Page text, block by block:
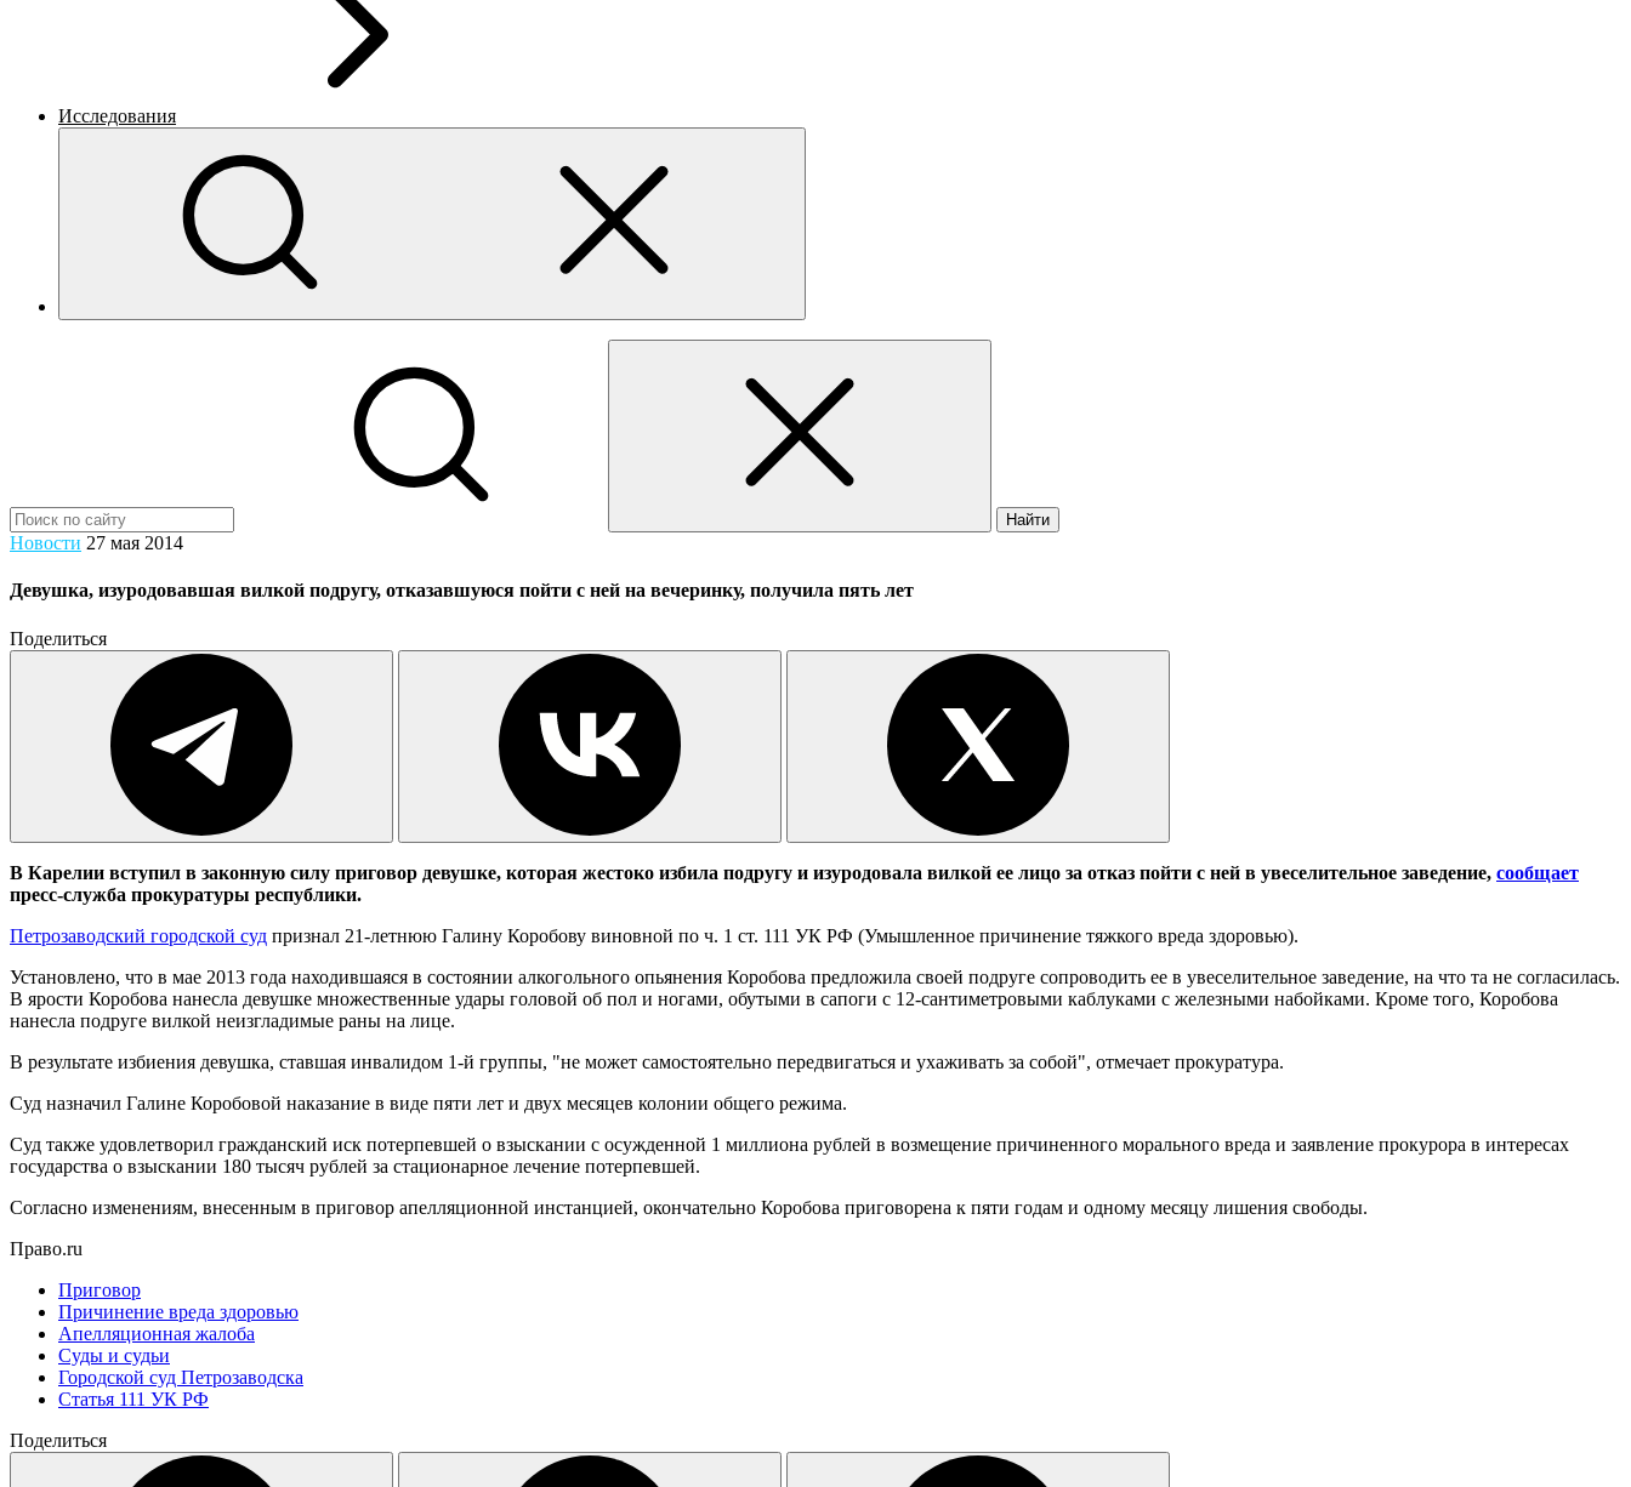
Исследования
Найти
Новости 27 мая 2014
Девушка, изуродовавшая вилкой подругу, отказавшуюся пойти с ней на вечеринку, получила пять лет
Поделиться
В Карелии вступил в законную силу приговор девушке, которая жестоко избила подругу и изуродовала вилкой ее лицо за отказ пойти с ней в увеселительное заведение, сообщает
пресс-служба прокуратуры республики.
Петрозаводский городской суд признал 21-летнюю Галину Коробову виновной по ч. 1 ст. 111 УК РФ (Умышленное причинение тяжкого вреда здоровью).
Установлено, что в мае 2013 года находившаяся в состоянии алкогольного опьянения Коробова предложила своей подруге сопроводить ее в увеселительное заведение, на что та не согласилась.
В ярости Коробова нанесла девушке множественные удары головой об пол и ногами, обутыми в сапоги с 12-сантиметровыми каблуками с железными набойками. Кроме того, Коробова
нанесла подруге вилкой неизгладимые раны на лице.
В результате избиения девушка, ставшая инвалидом 1-й группы, "не может самостоятельно передвигаться и ухаживать за собой", отмечает прокуратура.
Суд назначил Галине Коробовой наказание в виде пяти лет и двух месяцев колонии общего режима.
Суд также удовлетворил гражданский иск потерпевшей о взыскании c осужденной 1 миллиона рублей в возмещение причиненного морального вреда и заявление прокурора в интересах
государства о взыскании 180 тысяч рублей за стационарное лечение потерпевшей.
Согласно изменениям, внесенным в приговор апелляционной инстанцией, окончательно Коробова приговорена к пяти годам и одному месяцу лишения свободы.
Право.ru
Приговор
Причинение вреда здоровью
Апелляционная жалоба
Суды и судьи
Городской суд Петрозаводска
Статья 111 УК РФ
Поделиться